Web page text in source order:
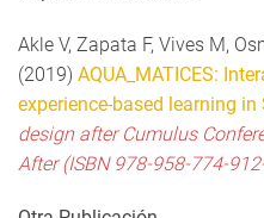
Akle V, Zapata F, Vives M,
(2019) AQUA_MATICES:
experience-based learning in
design after Cumulus
After (ISBN 978-958-774-